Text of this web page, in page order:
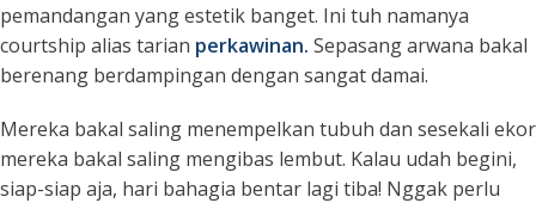
pemandangan yang estetik banget. Ini tuh namanya
courtship alias tarian perkawinan. Sepasang arwana bakal
berenang berdampingan dengan sangat damai.
Mereka bakal saling menempelkan tubuh dan sesekali ekor
mereka bakal saling mengibas lembut. Kalau udah begini,
siap-siap aja, hari bahagia bentar lagi tiba! Nggak perlu